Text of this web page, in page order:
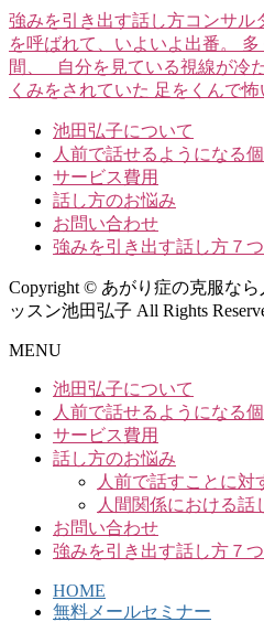
強みを引き出す話し方コンサル
を呼ばれて、いよいよ出番。
間、 自分を見ている視線が冷
くみをされていた 足をくんで
池田弘子について
人前で話せるようになる
サービス費用
話し方のお悩み
お問い合わせ
強みを引き出す話し方７
Copyright © あがり症の克服な
ッスン池田弘子 All Rights
MENU
池田弘子について
人前で話せるようになる
サービス費用
話し方のお悩み
人前で話すことに対
人間関係における話
お問い合わせ
強みを引き出す話し方７
HOME
無料メールセミナー